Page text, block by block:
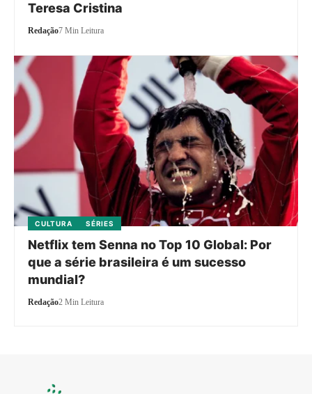
Teresa Cristina
Redação7 Min Leitura
CULTURA SÉRIES
Netflix tem Senna no Top 10 Global: Por
que a série brasileira é um sucesso
mundial?
Redação2 Min Leitura